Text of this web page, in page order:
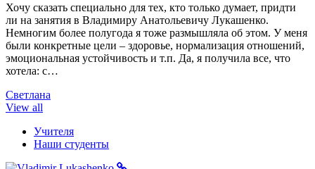
Хочу сказать специально для тех, кто только думает, придти
ли на занятия в Владимиру Анатольевичу Лукашенко.
Немногим более полугода я тоже размышляла об этом. У меня
были конкретные цели – здоровье, нормализация отношений,
эмоциональная устойчивость и т.п. Да, я получила все, что
хотела: с…
Светлана
View all
Учителя
Наши студенты